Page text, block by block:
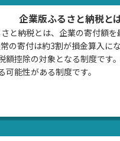
企業版ふるさと納税と
と納税とは、企業の寄付額を
の寄付は約3割が損金算入に
額控除の対象となる制度です
可能性がある制度です。